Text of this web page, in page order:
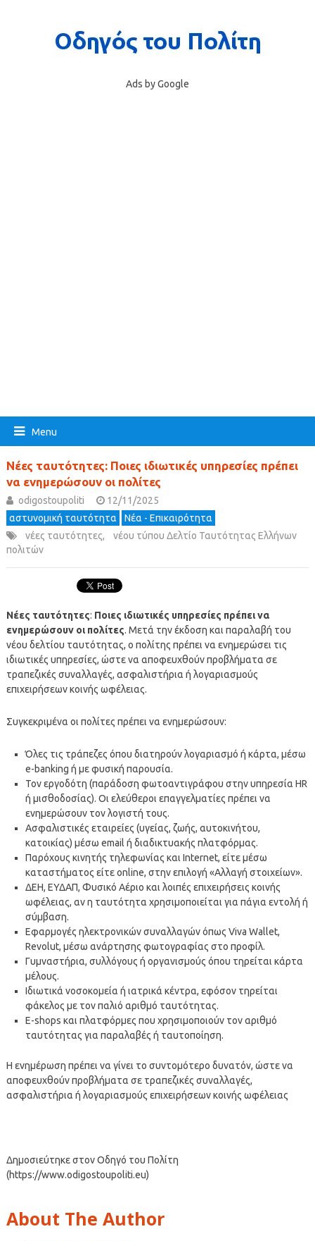
Ads by Google
Menu
Νέες ταυτότητες: Ποιες ιδιωτικές υπηρεσίες πρέπει
να ενημερώσουν οι πολίτες
odigostoupoliti
12/11/2025
αστυνομική ταυτότητα
Νέα - Επικαιρότητα
νέες ταυτότητες,
νέου τύπου Δελτίο Ταυτότητας Ελλήνων
πολιτών
Νέες ταυτότητες: Ποιες ιδιωτικές υπηρεσίες πρέπει να
ενημερώσουν οι πολίτες. Μετά την έκδοση και παραλαβή του
νέου δελτίου ταυτότητας, ο πολίτης πρέπει να ενημερώσει τις
ιδιωτικές υπηρεσίες, ώστε να αποφευχθούν προβλήματα σε
τραπεζικές συναλλαγές, ασφαλιστήρια ή λογαριασμούς
επιχειρήσεων κοινής ωφέλειας.
Συγκεκριμένα οι πολίτες πρέπει να ενημερώσουν:
Όλες τις τράπεζες όπου διατηρούν λογαριασμό ή κάρτα, μέσω
e-banking ή με φυσική παρουσία.
Τον εργοδότη (παράδοση φωτοαντιγράφου στην υπηρεσία HR
ή μισθοδοσίας). Οι ελεύθεροι επαγγελματίες πρέπει να
ενημερώσουν τον λογιστή τους.
Ασφαλιστικές εταιρείες (υγείας, ζωής, αυτοκινήτου,
κατοικίας) μέσω email ή διαδικτυακής πλατφόρμας.
Παρόχους κινητής τηλεφωνίας και Internet, είτε μέσω
καταστήματος είτε online, στην επιλογή «Αλλαγή στοιχείων».
ΔΕΗ, ΕΥΔΑΠ, Φυσικό Αέριο και λοιπές επιχειρήσεις κοινής
ωφέλειας, αν η ταυτότητα χρησιμοποιείται για πάγια εντολή ή
σύμβαση.
Εφαρμογές ηλεκτρονικών συναλλαγών όπως Viva Wallet,
Revolut, μέσω ανάρτησης φωτογραφίας στο προφίλ.
Γυμναστήρια, συλλόγους ή οργανισμούς όπου τηρείται κάρτα
μέλους.
Ιδιωτικά νοσοκομεία ή ιατρικά κέντρα, εφόσον τηρείται
φάκελος με τον παλιό αριθμό ταυτότητας.
E-shops και πλατφόρμες που χρησιμοποιούν τον αριθμό
ταυτότητας για παραλαβές ή ταυτοποίηση.
Η ενημέρωση πρέπει να γίνει το συντομότερο δυνατόν, ώστε να
αποφευχθούν προβλήματα σε τραπεζικές συναλλαγές,
ασφαλιστήρια ή λογαριασμούς επιχειρήσεων κοινής ωφέλειας
Δημοσιεύτηκε στον Οδηγό του Πολίτη
(https://www.odigostoupoliti.eu)
About The Author